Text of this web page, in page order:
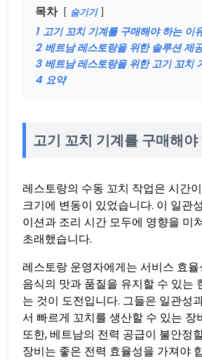
목차 숨기기
1 고기 꼬치 기계를 구매해야 하는 이
2 베트남 레스토랑을 위한 솔루션 제
3 베트남 레스토랑을 위한 고기 꼬치
4 요약
고기 꼬치 기계를 구매해
레스토랑의 수동 꼬치 작업은 시간
크기에 변동이 있었습니다. 이 일관
이션과 조리 시간 모두에 영향을 미
초래했습니다.
레스토랑 운영자에게는 서비스 효
음식의 맛과 품질을 유지할 수 있는
는 것이 도전입니다. 그들은 일관성
서 빠르게 꼬치를 생산할 수 있는 장
또한, 베트남의 전력 공급이 불안정
장비는 좋은 전력 효율성을 가져야